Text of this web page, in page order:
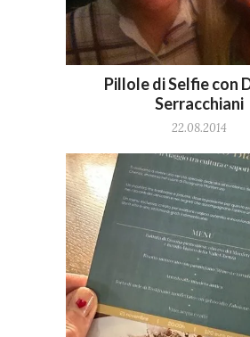
Pillole di Selfie con
Serracchiani
22.08.2014